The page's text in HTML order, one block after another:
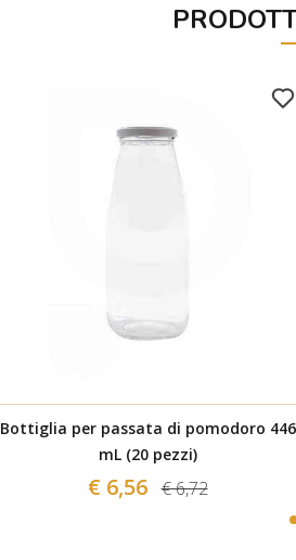
Bottiglia per passata di pomodoro 446
mL (20 pezzi)
€ 6,56 € 6,72